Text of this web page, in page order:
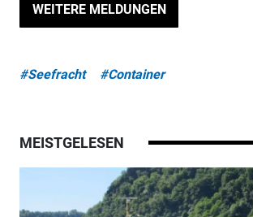
WEITERE MELDUNGEN
#Seefracht #Container
MEISTGELESEN